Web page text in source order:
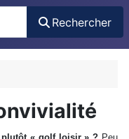
Rechercher